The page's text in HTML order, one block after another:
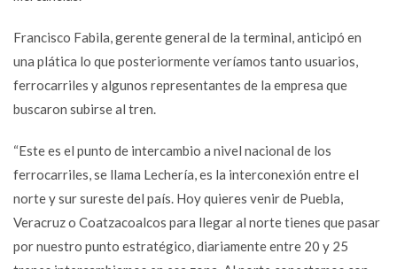
Francisco Fabila, gerente general de la terminal, anticipó en
una plática lo que posteriormente veríamos tanto usuarios,
ferrocarriles y algunos representantes de la empresa que
buscaron subirse al tren.
“Este es el punto de intercambio a nivel nacional de los
ferrocarriles, se llama Lechería, es la interconexión entre el
norte y sur sureste del país. Hoy quieres venir de Puebla,
Veracruz o Coatzacoalcos para llegar al norte tienes que pasar
por nuestro punto estratégico, diariamente entre 20 y 25